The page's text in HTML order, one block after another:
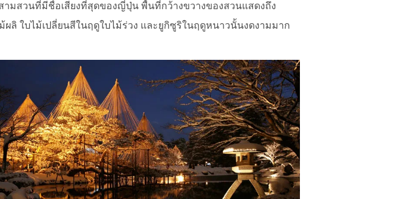
ามสวนที่มีชื่อเสียงที่สุดของญี่ปุ่น พื้นที่กว้างขวางของสวนแสดงถึง
ลิ ใบไม้เปลี่ยนสีในฤดูใบไม้ร่วง และยูกิซูริในฤดูหนาวนั้นงดงามมาก